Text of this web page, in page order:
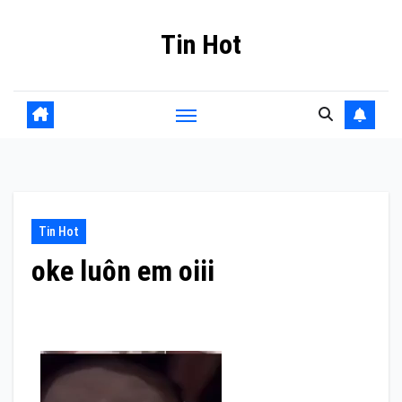
Tin Hot
Tin Hot
oke luôn em oiii